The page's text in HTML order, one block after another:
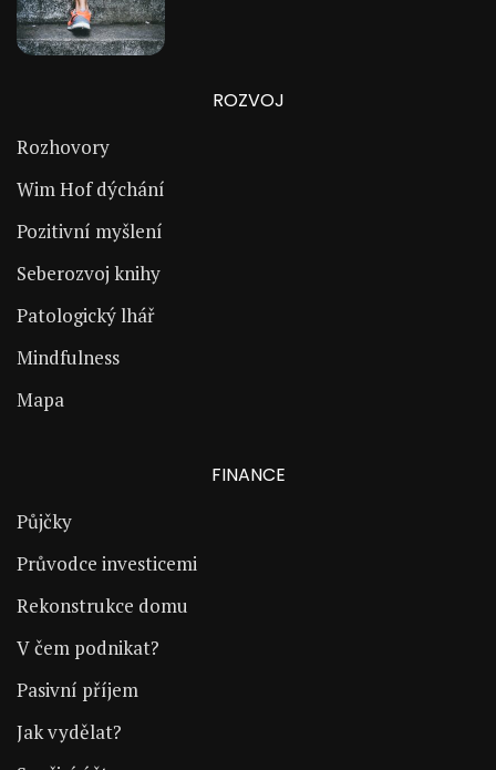
ROZVOJ
Rozhovory
Wim Hof dýchání
Pozitivní myšlení
Seberozvoj knihy
Patologický lhář
Mindfulness
Mapa
FINANCE
Půjčky
Průvodce investicemi
Rekonstrukce domu
V čem podnikat?
Pasivní příjem
Jak vydělat?